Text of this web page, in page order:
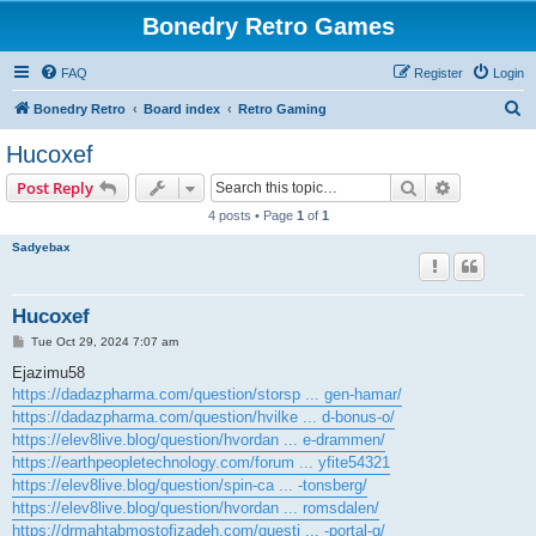
Bonedry Retro Games
FAQ Login
Register
Bonedry Retro Board index Retro Gaming
Hucoxef
Post Reply Search
4 posts • Page 1 of 1
Sadyebax
Hucoxef
P
s
Tue Oct 29, 2024 7:07 am
Ejazimu58
https://dadazpharma.com/question/storsp ... gen-hamar/
https://dadazpharma.com/question/hvilke ... d-bonus-o/
https://elev8live.blog/question/hvordan ... e-drammen/
https://earthpeopletechnology.com/forum ... yfite54321
https://elev8live.blog/question/spin-ca ... -tonsberg/
https://elev8live.blog/question/hvordan ... romsdalen/
https://drmahtabmostofizadeh.com/questi ... -portal-g/